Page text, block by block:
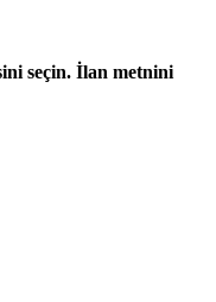
seçin. İlan metnini